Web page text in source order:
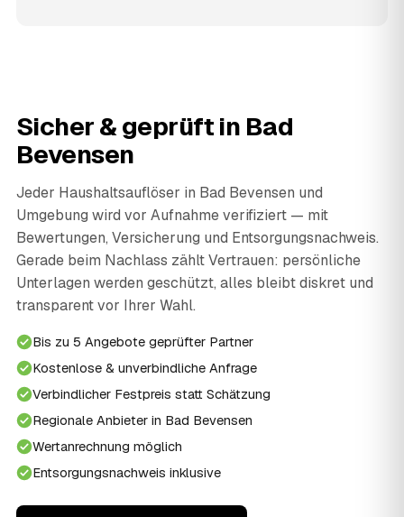
Sicher & geprüft in Bad
Bevensen
Jeder Haushaltsauflöser in Bad Bevensen und
Umgebung wird vor Aufnahme verifiziert — mit
Bewertungen, Versicherung und Entsorgungsnachweis.
Gerade beim Nachlass zählt Vertrauen: persönliche
Unterlagen werden geschützt, alles bleibt diskret und
transparent vor Ihrer Wahl.
Bis zu 5 Angebote geprüfter Partner
Kostenlose & unverbindliche Anfrage
Verbindlicher Festpreis statt Schätzung
Regionale Anbieter in Bad Bevensen
Wertanrechnung möglich
Entsorgungsnachweis inklusive